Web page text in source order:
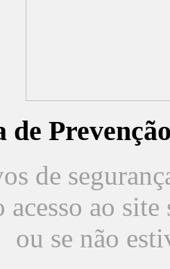
de
de
acesso ao
ou se não